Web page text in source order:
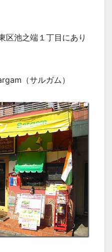
区池之端１丁目にあり
（サルガム）